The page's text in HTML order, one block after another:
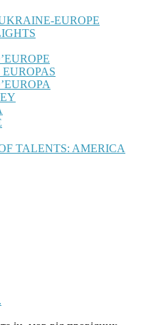
EUROPE
TALENTS: AMERICA